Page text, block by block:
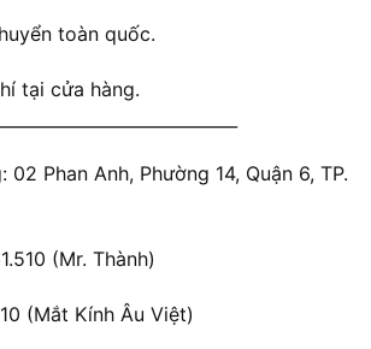
toàn quốc.
tại cửa hàng.
Phan Anh, Phường 14, Quận 6, TP.
(Mr. Thành)
(Mắt Kính Âu Việt)